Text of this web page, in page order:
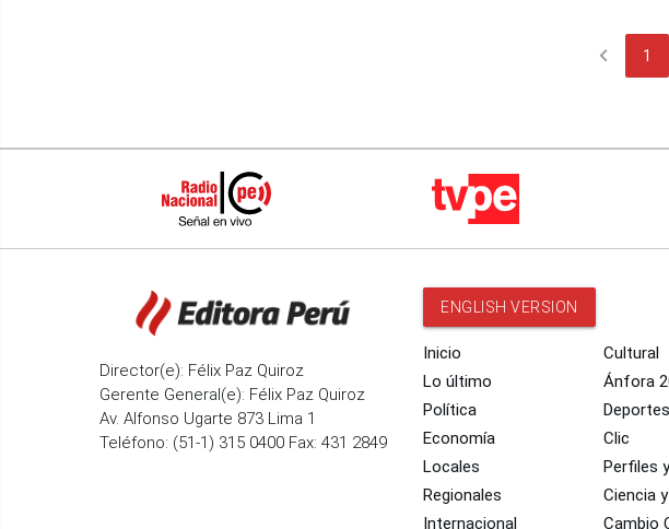
chevron_left 1
Director(e): Félix Paz Quiroz
Gerente General(e): Félix Paz Quiroz
Av. Alfonso Ugarte 873 Lima 1
Teléfono: (51-1) 315 0400 Fax: 431 2849
ENGLISH VERSION
Inicio
Lo último
Política
Economía
Locales
Regionales
Internacional
Cultural
Ánfora
Deportes
Clic
Perfiles
Ciencia
Cambio